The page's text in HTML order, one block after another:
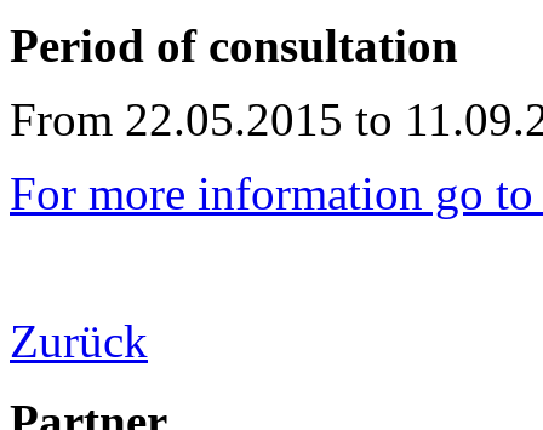
Period of consultation
From 22.05.2015 to
For more information go to
Zurück